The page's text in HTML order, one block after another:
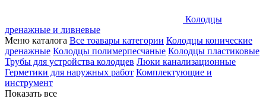
Колодцы
дренажные и ливневые
Меню каталога Все тоавары категории Колодцы конические
дренажные Колодцы полимерпесчаные Колодцы пластиковые
Трубы для устройства колодцев Люки канализационные
Герметики для наружных работ Комплектующие и
инструмент
Показать все